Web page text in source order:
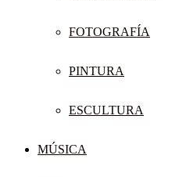
FOTOGRAFÍA
PINTURA
ESCULTURA
MÚSICA